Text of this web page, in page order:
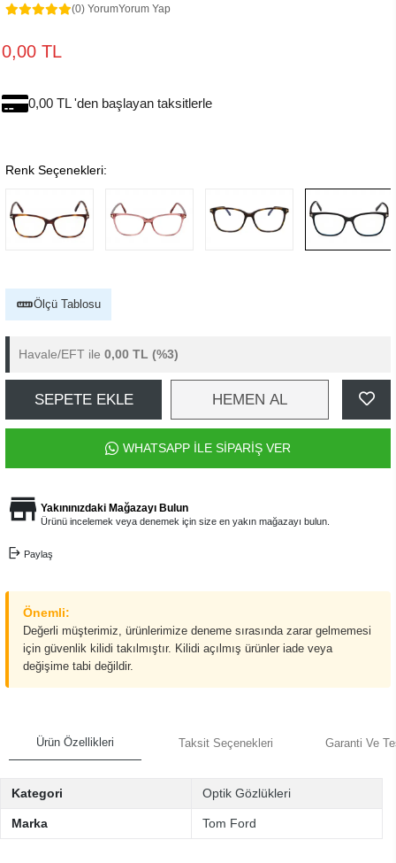
(0) YorumYorum Yap
0,00 TL
0,00 TL 'den başlayan taksitlerle
Renk Seçenekleri:
Ölçü Tablosu
Havale/EFT ile 0,00 TL (%3)
SEPETE EKLE HEMEN AL
WHATSAPP İLE SİPARİŞ VER
Yakınınızdaki Mağazayı Bulun
Ürünü incelemek veya denemek için size en yakın mağazayı bulun.
Paylaş
Önemli:
Değerli müşterimiz, ürünlerimize deneme sırasında zarar gelmemesi
için güvenlik kilidi takılmıştır. Kilidi açılmış ürünler iade veya
değişime tabi değildir.
Ürün Özellikleri Taksit Seçenekleri Garanti Ve
Kategori Optik Gözlükleri
Marka Tom Ford